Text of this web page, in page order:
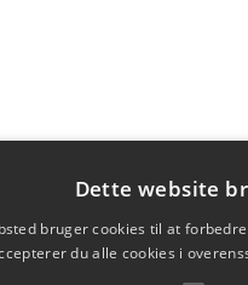
Dette website
bruger cookies til at
du alle cookies i